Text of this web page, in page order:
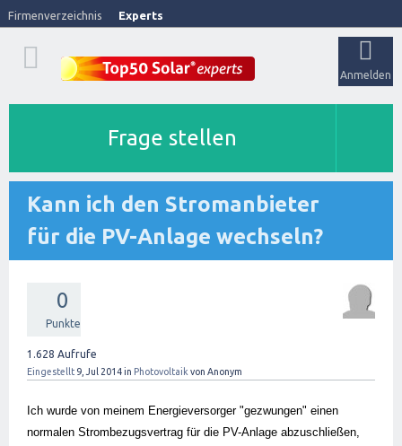
Firmenverzeichnis Experts
Anmelden
Frage stellen
Kann ich den Stromanbieter
für die PV-Anlage wechseln?
0
Punkte
1.628 Aufrufe
Eingestellt 9, Jul 2014in Photovoltaik von Anonym
Ich wurde von meinem Energieversorger "gezwungen" einen
normalen Strombezugsvertrag für die PV-Anlage abzuschließen,